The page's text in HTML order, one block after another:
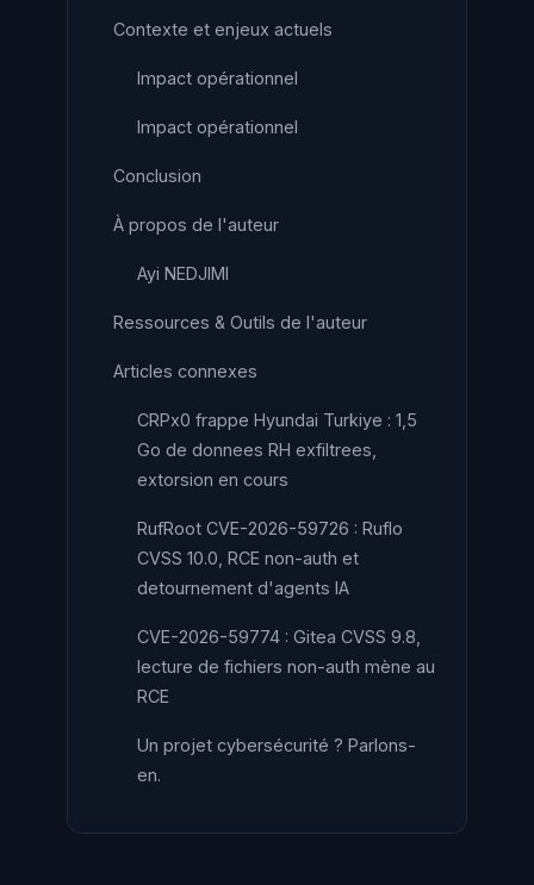
Contexte et enjeux actuels
Impact opérationnel
Impact opérationnel
Conclusion
À propos de l'auteur
Ayi NEDJIMI
Ressources & Outils de l'auteur
Articles connexes
CRPx0 frappe Hyundai Turkiye : 1,5
Go de donnees RH exfiltrees,
extorsion en cours
RufRoot CVE-2026-59726 : Ruflo
CVSS 10.0, RCE non-auth et
detournement d'agents IA
CVE-2026-59774 : Gitea CVSS 9.8,
lecture de fichiers non-auth mène au
RCE
Un projet cybersécurité ? Parlons-
en.